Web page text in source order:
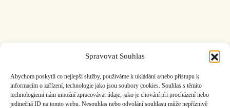
Spravovat Souhlas
Abychom poskytli co nejlepší služby, používáme k ukládání a/nebo přístupu k
informacím o zařízení, technologie jako jsou soubory cookies. Souhlas s těmito
technologiemi nám umožní zpracovávat údaje, jako je chování při procházení nebo
jedinečná ID na tomto webu. Nesouhlas nebo odvolání souhlasu může nepříznivě
ČASOPIS O JINÉ HUDBĚ | vydáváHudební informační středisko
|
©2026 HISvoice – design a adminAtelier Dokument